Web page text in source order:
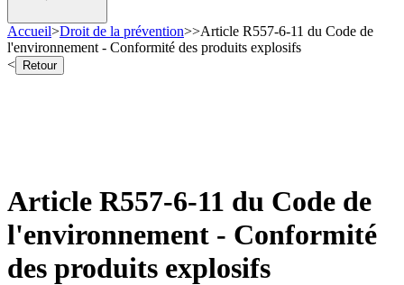
Accueil>Droit de la prévention>>Article R557-6-11 du Code de
l'environnement - Conformité des produits explosifs
<
Retour
Article R557-6-11 du Code de
l'environnement - Conformité
des produits explosifs